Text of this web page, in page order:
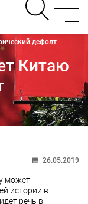
дефолт
Китаю
26.05.2019
может
истории в
речь в